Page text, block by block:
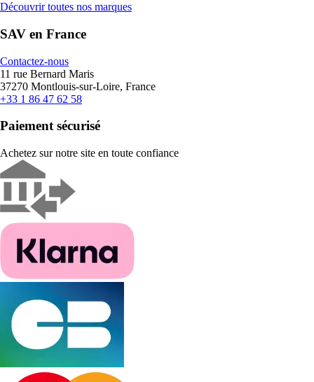
Découvrir toutes nos marques
SAV en France
Contactez-nous
11 rue Bernard Maris
37270 Montlouis-sur-Loire, France
+33 1 86 47 62 58
Paiement sécurisé
Achetez sur notre site en toute confiance